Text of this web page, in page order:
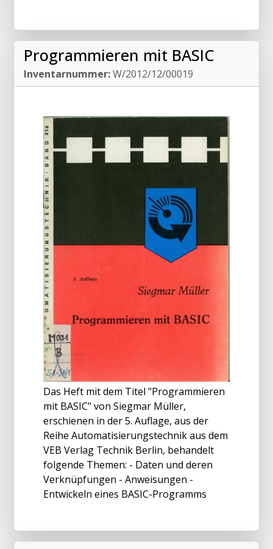
Programmieren mit BASIC
Inventarnummer:W/2012/12/00019
Das Heft mit dem Titel "Programmieren
mit BASIC" von Siegmar Müller,
erschienen in der 5. Auflage, aus der
Reihe Automatisierungstechnik aus dem
VEB Verlag Technik Berlin, behandelt
folgende Themen: - Daten und deren
Verknüpfungen - Anweisungen -
Entwickeln eines BASIC-Programms